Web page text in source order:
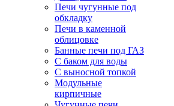
Печи чугунные под
обкладку
Печи в каменной
облицовке
Банные печи под ГАЗ
С баком для воды
С выносной топкой
Модульные
кирпичные